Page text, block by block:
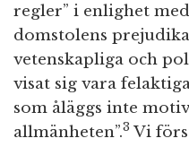
regler” i enlighet
domstolens
vetenskapliga och
visat sig vara
som åläggs inte
allmänheten”.3 Vi